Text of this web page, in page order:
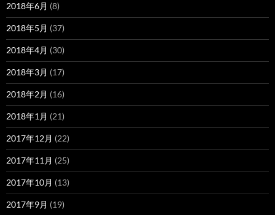
2018年6月 (8)
2018年5月 (37)
2018年4月 (30)
2018年3月 (17)
2018年2月 (16)
2018年1月 (21)
2017年12月 (22)
2017年11月 (25)
2017年10月 (13)
2017年9月 (19)